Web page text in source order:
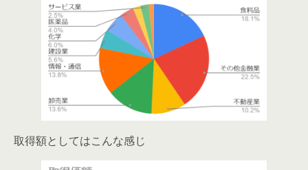
取得額としてはこんな感じ